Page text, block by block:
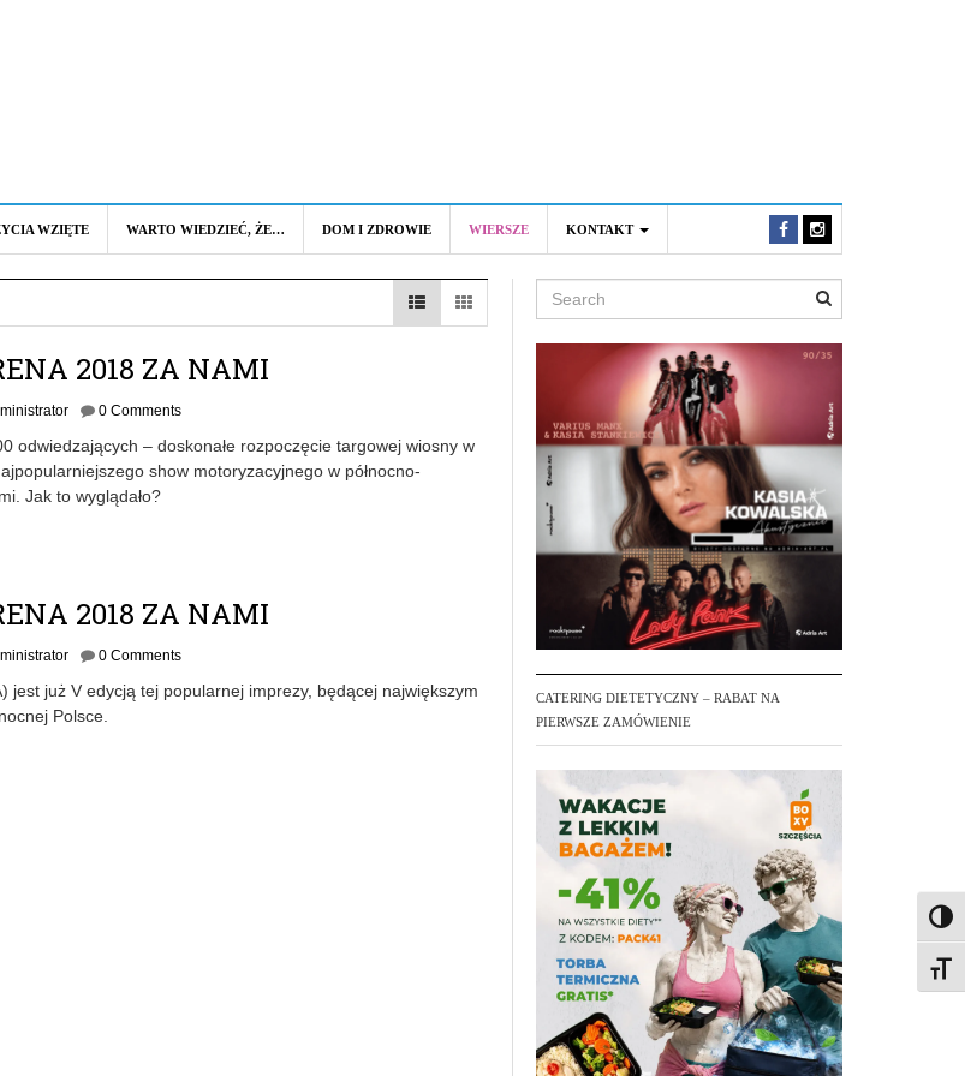
WZIĘTE WARTO WIEDZIEĆ, ŻE… DOM I ZDROWIE WIERSZE KONTAKT
2018 ZA NAMI
0 Comments
odwiedzających – doskonałe rozpoczęcie targowej wiosny w
show motoryzacyjnego w północno-
Jak to wyglądało?
2018 ZA NAMI
0 Comments
jest już V edycją tej popularnej imprezy, będącej największym
Polsce.
Search
CATERING DIETETYCZNY – RABAT NA
PIERWSZE ZAMÓWIENIE